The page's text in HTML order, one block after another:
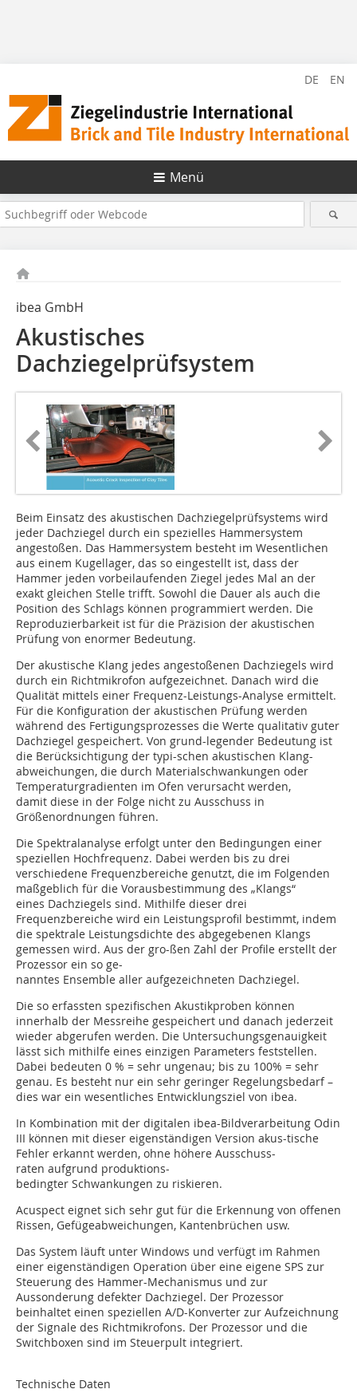
DE EN
Menü
ibea GmbH
Akustisches
Dachziegelprüfsystem
Beim Einsatz des akustischen Dachziegelprüfsystems wird
jeder Dachziegel durch ein spezielles Hammersystem
angestoßen. Das Hammersystem besteht im Wesentlichen
aus einem Kugellager, das so eingestellt ist, dass der
Hammer jeden vorbeilaufenden Ziegel jedes Mal an der
exakt gleichen Stelle trifft. Sowohl die Dauer als auch die
Position des Schlags können programmiert werden. Die
Reproduzierbarkeit ist für die Präzision der akustischen
Prüfung von enormer Bedeutung.
Der akustische Klang jedes angestoßenen Dachziegels wird
durch ein Richtmikrofon aufgezeichnet. Danach wird die
Qualität mittels einer Frequenz-Leistungs-Analyse ermittelt.
Für die Konfiguration der akustischen Prüfung werden
während des Fertigungsprozesses die Werte qualitativ guter
Dachziegel gespeichert. Von grund-legender Bedeutung ist
die Berücksichtigung der typi-schen akustischen Klang-
abweichungen, die durch Materialschwankungen oder
Temperaturgradienten im Ofen verursacht werden,
damit diese in der Folge nicht zu Ausschuss in
Größenordnungen führen.
Die Spektralanalyse erfolgt unter den Bedingungen einer
speziellen Hochfrequenz. Dabei werden bis zu drei
verschiedene Frequenzbereiche genutzt, die im Folgenden
maßgeblich für die Vorausbestimmung des „Klangs“
eines Dachziegels sind. Mithilfe dieser drei
Frequenzbereiche wird ein Leistungsprofil bestimmt, indem
die spektrale Leistungsdichte des abgegebenen Klangs
gemessen wird. Aus der gro-ßen Zahl der Profile erstellt der
Prozessor ein so ge-
nanntes Ensemble aller aufgezeichneten Dachziegel.
Die so erfassten spezifischen Akustikproben können
innerhalb der Messreihe gespeichert und danach jederzeit
wieder abgerufen werden. Die Untersuchungsgenauigkeit
lässt sich mithilfe eines einzigen Parameters feststellen.
Dabei bedeuten 0 % = sehr ungenau; bis zu 100% = sehr
genau. Es besteht nur ein sehr geringer Regelungsbedarf –
dies war ein wesentliches Entwicklungsziel von ibea.
In Kombination mit der digitalen ibea-Bildverarbeitung Odin
III können mit dieser eigenständigen Version akus-tische
Fehler erkannt werden, ohne höhere Ausschuss-
raten aufgrund produktions-
bedingter Schwankungen zu riskieren.
Acuspect eignet sich sehr gut für die Erkennung von offenen
Rissen, Gefügeabweichungen, Kantenbrüchen usw.
Das System läuft unter Windows und verfügt im Rahmen
einer eigenständigen Operation über eine eigene SPS zur
Steuerung des Hammer-Mechanismus und zur
Aussonderung defekter Dachziegel. Der Prozessor
beinhaltet einen speziellen A/D-Konverter zur Aufzeichnung
der Signale des Richtmikrofons. Der Prozessor und die
Switchboxen sind im Steuerpult integriert.
Technische Daten